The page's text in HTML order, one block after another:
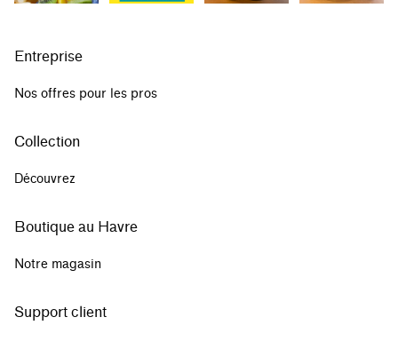
Entreprise
Nos offres pour les pros
Collection
Découvrez
Boutique au Havre
Notre magasin
Support client